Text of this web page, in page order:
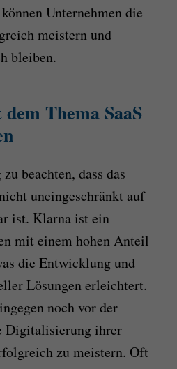
Unternehmen die
meistern und
bleiben.
Thema SaaS
beachten, dass das
uneingeschränkt auf
ist. Klarna ist ein
mit einem hohen Anteil
die Entwicklung und
Lösungen erleichtert.
noch vor der
Digitalisierung ihrer
zu meistern. Oft